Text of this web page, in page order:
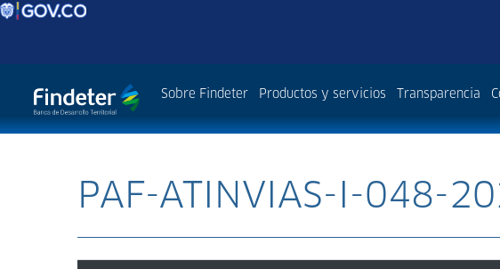
Sobre Findeter Productos y servicios Transparencia
PAF-ATINVIAS-I-048-